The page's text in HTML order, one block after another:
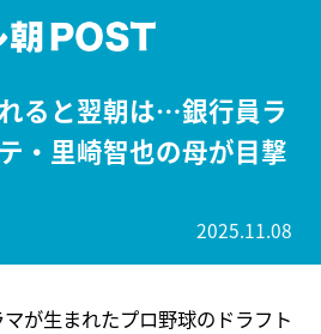
ると翌朝は…銀行員ラ
・里崎智也の母が目撃
2025.11.08
が生まれたプロ野球のドラフト